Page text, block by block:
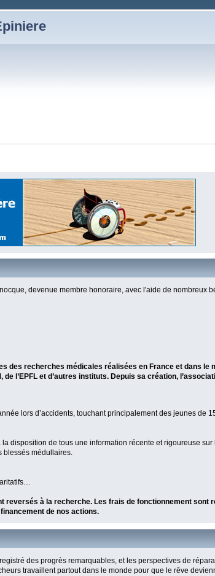
devenue membre honoraire, avec l'aide de nombreux
des recherches médicales réalisées en France et dans le
l’EPFL et d’autres instituts. Depuis sa création,
lors d’accidents, touchant principalement des jeunes de
la disposition de tous une information récente et rigoureuse
blessés médullaires.
reversés à la recherche. Les frais de fonctionnement sont
de nos actions.
des progrès remarquables, et les perspectives de
travaillent partout dans le monde pour que le rêve